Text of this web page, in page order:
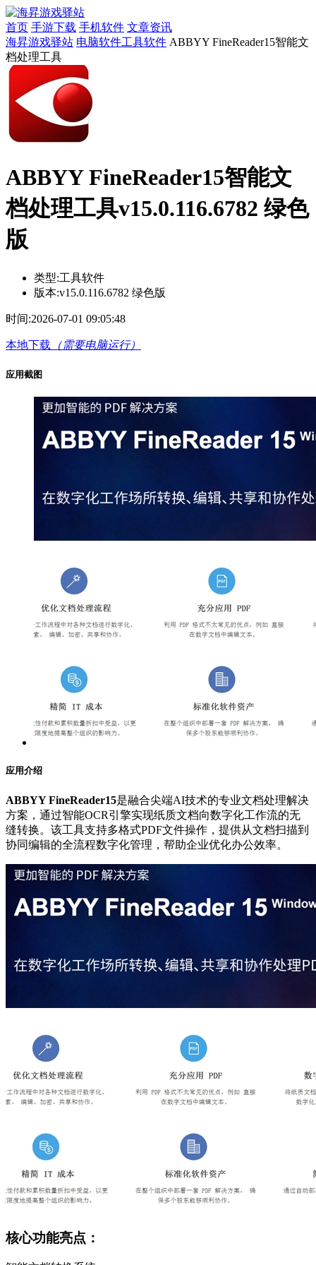
首页 手游下载 手机软件 文章资讯
海昇游戏驿站 电脑软件工具软件 ABBYY FineReader15智能文
档处理工具
ABBYY FineReader15智能文
档处理工具v15.0.116.6782 绿色
版
类型:工具软件
版本:v15.0.116.6782 绿色版
时间:2026-07-01 09:05:48
本地下载 （需要电脑运行）
应用截图
应用介绍
ABBYY FineReader15是融合尖端AI技术的专业文档处理解决
方案，通过智能OCR引擎实现纸质文档向数字化工作流的无
缝转换。该工具支持多格式PDF文件操作，提供从文档扫描到
协同编辑的全流程数字化管理，帮助企业优化办公效率。
核心功能亮点：